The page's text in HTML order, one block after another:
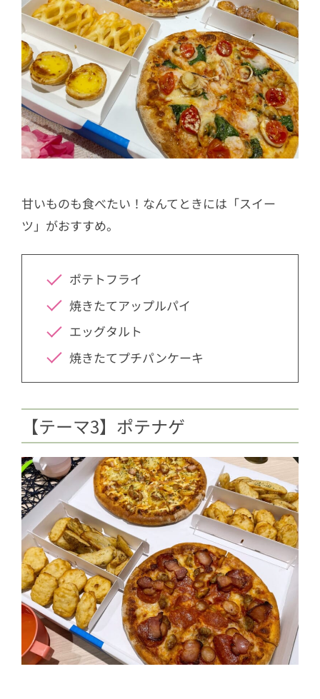
甘いものも食べたい！なんてときには「スイー
ツ」がおすすめ。
ポテトフライ
焼きたてアップルパイ
エッグタルト
焼きたてプチパンケーキ
【テーマ3】ポテナゲ